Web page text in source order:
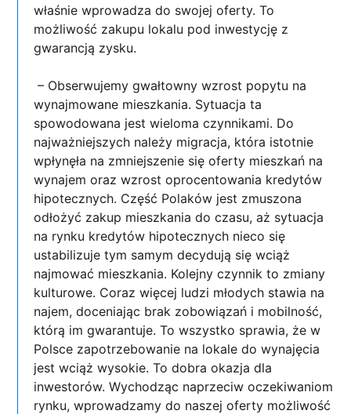
właśnie wprowadza do swojej oferty. To
możliwość zakupu lokalu pod inwestycję z
gwarancją zysku.
– Obserwujemy gwałtowny wzrost popytu na
wynajmowane mieszkania. Sytuacja ta
spowodowana jest wieloma czynnikami. Do
najważniejszych należy migracja, która istotnie
wpłynęła na zmniejszenie się oferty mieszkań na
wynajem oraz wzrost oprocentowania kredytów
hipotecznych. Część Polaków jest zmuszona
odłożyć zakup mieszkania do czasu, aż sytuacja
na rynku kredytów hipotecznych nieco się
ustabilizuje tym samym decydują się wciąż
najmować mieszkania. Kolejny czynnik to zmiany
kulturowe. Coraz więcej ludzi młodych stawia na
najem, doceniając brak zobowiązań i mobilność,
którą im gwarantuje. To wszystko sprawia, że w
Polsce zapotrzebowanie na lokale do wynajęcia
jest wciąż wysokie. To dobra okazja dla
inwestorów. Wychodząc naprzeciw oczekiwaniom
rynku, wprowadzamy do naszej oferty możliwość